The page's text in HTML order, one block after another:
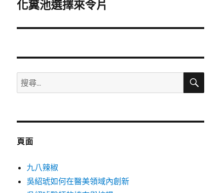
一
文
化糞池選擇來令片
搜
尋
鍵
搜
頁面
九八辣椒
吳紹琥如何在醫美領域內創新